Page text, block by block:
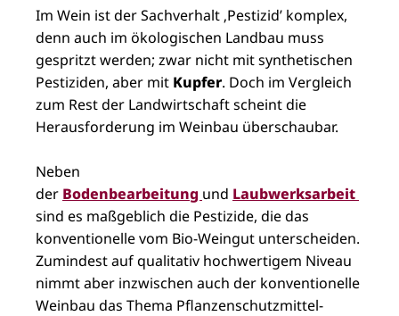
Im Wein ist der Sachverhalt ‚Pestizid’ komplex,
denn auch im ökologischen Landbau muss
gespritzt werden; zwar nicht mit synthetischen
Pestiziden, aber mit Kupfer. Doch im Vergleich
zum Rest der Landwirtschaft scheint die
Herausforderung im Weinbau überschaubar.
Neben
der Bodenbearbeitung und Laubwerksarbeit
sind es maßgeblich die Pestizide, die das
konventionelle vom Bio-Weingut unterscheiden.
Zumindest auf qualitativ hochwertigem Niveau
nimmt aber inzwischen auch der konventionelle
Weinbau das Thema Pflanzenschutzmittel-